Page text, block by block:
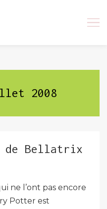
2008
de Bellatrix
ne l’ont pas encore
Potter est